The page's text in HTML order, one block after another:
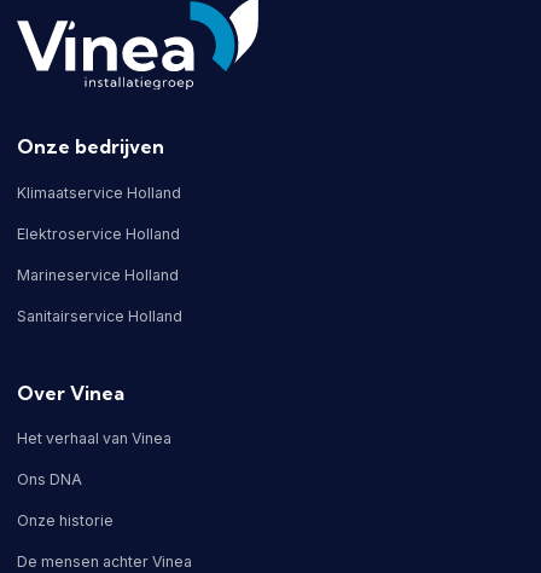
Onze bedrijven
Klimaatservice Holland
Elektroservice Holland
Marineservice Holland
Sanitairservice Holland
Over Vinea
Het verhaal van Vinea
Ons DNA
Onze historie
De mensen achter Vinea